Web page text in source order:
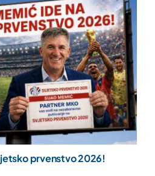
prvenstvo 2026!